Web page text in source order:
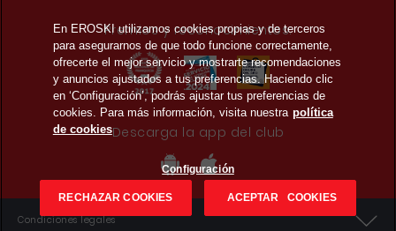
Premios y reconocimientos:
Descarga la app del club
Condiciones legales
En EROSKI utilizamos cookies propias y de terceros
para asegurarnos de que todo funcione correctamente,
ofrecerte el mejor servicio y mostrarte recomendaciones
y anuncios ajustados a tus preferencias. Haciendo clic
en ‘Configuración’, podrás ajustar tus preferencias de
cookies. Para más información, visita nuestra política
de cookies
Configuración
RECHAZAR COOKIES ACEPTAR COOKIES